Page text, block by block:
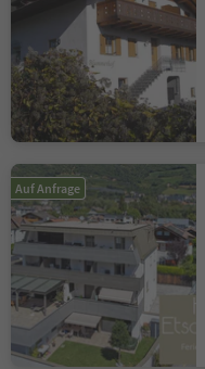
Auf Anfrage